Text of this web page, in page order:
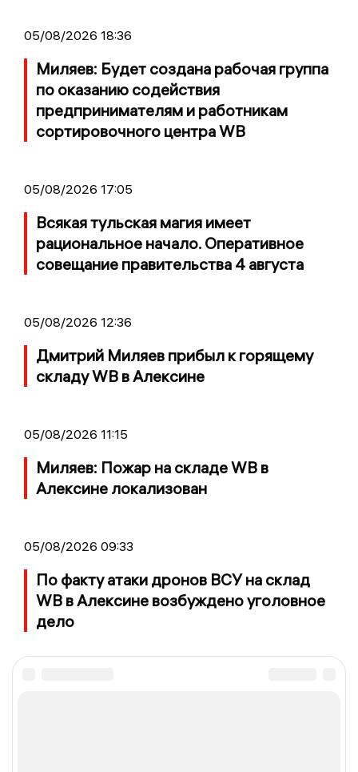
05/08/2026 18:36
Миляев: Будет создана рабочая группа
по оказанию содействия
предпринимателям и работникам
сортировочного центра WB
05/08/2026 17:05
Всякая тульская магия имеет
рациональное начало. Оперативное
совещание правительства 4 августа
05/08/2026 12:36
Дмитрий Миляев прибыл к горящему
складу WB в Алексине
05/08/2026 11:15
Миляев: Пожар на складе WB в
Алексине локализован
05/08/2026 09:33
По факту атаки дронов ВСУ на склад
WB в Алексине возбуждено уголовное
дело